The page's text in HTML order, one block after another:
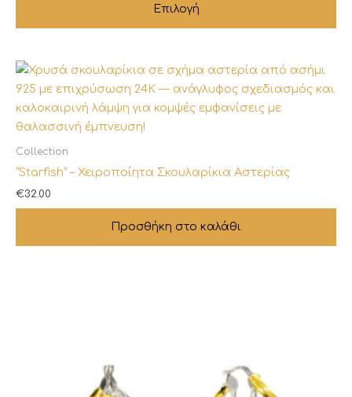
Επιλογή
παραλλαγές.
επιλογές
μπορούν
να
επιλεγούν
προϊόντος
Collection
“Starfish” – Χειροποίητα Σκουλαρίκια Αστερίας
€32.00
Προσθήκη στο καλάθι